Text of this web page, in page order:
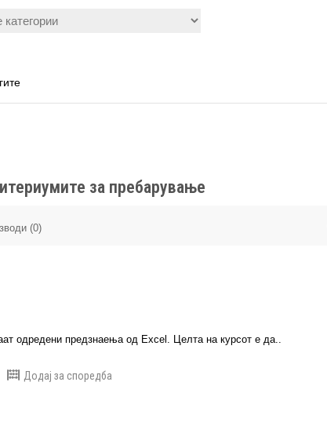
за пребарување
(0)
одредени предзнаења од Excel. Целта на курсот е да..
Додај за споредба